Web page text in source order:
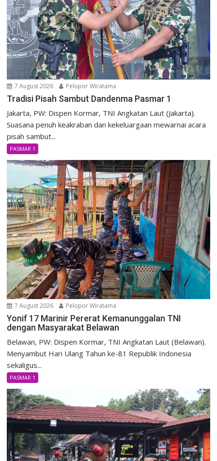
7 August 2026 Pelopor Wiratama
Tradisi Pisah Sambut Dandenma Pasmar 1
Jakarta, PW: Dispen Kormar, TNI Angkatan Laut (Jakarta).
Suasana penuh keakraban dan kekeluargaan mewarnai acara
pisah sambut...
PASMAR 1
7 August 2026 Pelopor Wiratama
Yonif 17 Marinir Pererat Kemanunggalan TNI
dengan Masyarakat Belawan
Belawan, PW: Dispen Kormar, TNI Angkatan Laut (Belawan).
Menyambut Hari Ulang Tahun ke-81 Republik Indonesia
sekaligus...
PASMAR 1